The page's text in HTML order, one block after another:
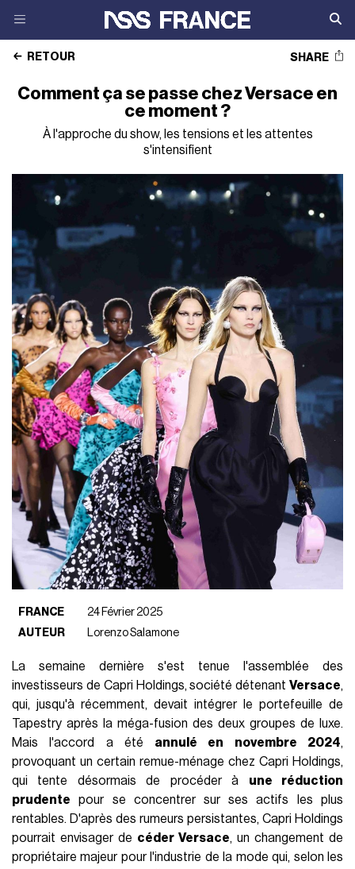
RETOUR SHARE
Comment ça se passe chez Versace en
ce moment ?
À l'approche du show, les tensions et les attentes
s'intensifient
FRANCE
24 Février 2025
AUTEUR
Lorenzo Salamone
La semaine dernière s'est tenue l'assemblée des
investisseurs de Capri Holdings, société détenant Versace,
qui, jusqu'à récemment, devait intégrer le portefeuille de
Tapestry après la méga-fusion des deux groupes de luxe.
Mais l'accord a été annulé en novembre 2024,
provoquant un certain remue-ménage chez Capri Holdings,
qui tente désormais de procéder à une réduction
prudente pour se concentrer sur ses actifs les plus
rentables. D'après des rumeurs persistantes, Capri Holdings
pourrait envisager de céder Versace, un changement de
propriétaire majeur pour l'industrie de la mode qui, selon les